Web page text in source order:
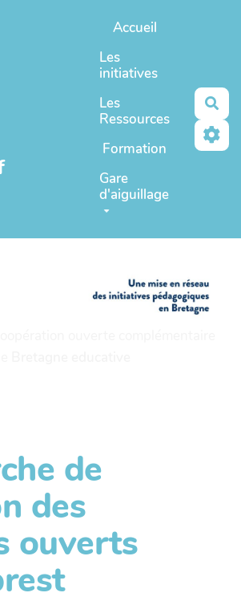
Accueil
Les
initiatives
Les
Ressources
Formation
Gare
d'aiguillage
de
des
ouverts